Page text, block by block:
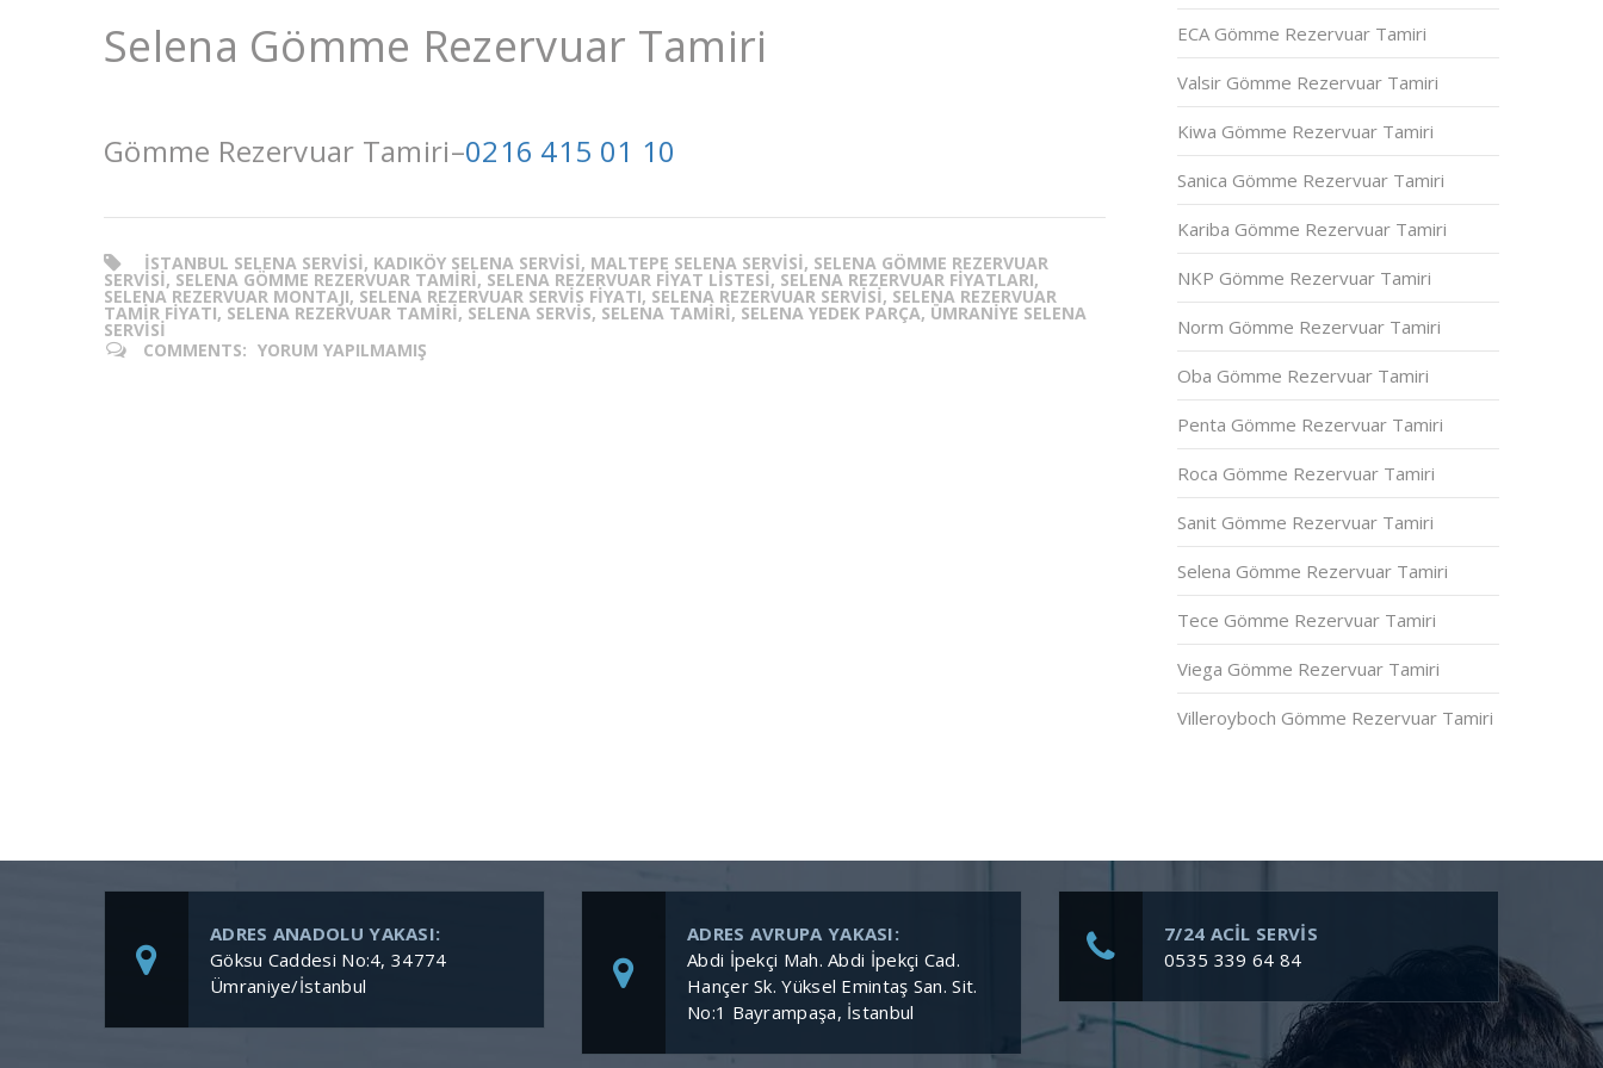
Selena Gömme Rezervuar Tamiri
Gömme Rezervuar Tamiri–0216 415 01 10
ISTANBUL SELENA SERVISI, KADIKÖY SELENA SERVISI, MALTEPE SELENA SERVISI, SELENA GÖMME REZERVUAR
SERVISI, SELENA GÖMME REZERVUAR TAMIRI, SELENA REZERVUAR FIYAT LISTESI, SELENA REZERVUAR FIYATLARI,
SELENA REZERVUAR MONTAJI, SELENA REZERVUAR SERVIS FIYATI, SELENA REZERVUAR SERVISI, SELENA REZERVUAR
TAMIR FIYATI, SELENA REZERVUAR TAMIRI, SELENA SERVIS, SELENA TAMIRI, SELENA YEDEK PARÇA, ÜMRANIYE SELENA
SERVISI
COMMENTS: YORUM YAPILMAMIŞ
ECA Gömme Rezervuar Tamiri
Valsir Gömme Rezervuar Tamiri
Kiwa Gömme Rezervuar Tamiri
Sanica Gömme Rezervuar Tamiri
Kariba Gömme Rezervuar Tamiri
NKP Gömme Rezervuar Tamiri
Norm Gömme Rezervuar Tamiri
Oba Gömme Rezervuar Tamiri
Penta Gömme Rezervuar Tamiri
Roca Gömme Rezervuar Tamiri
Sanit Gömme Rezervuar Tamiri
Selena Gömme Rezervuar Tamiri
Tece Gömme Rezervuar Tamiri
Viega Gömme Rezervuar Tamiri
Villeroyboch Gömme Rezervuar Tamiri
ADRES ANADOLU YAKASI:
Göksu Caddesi No:4, 34774
Ümraniye/İstanbul
ADRES AVRUPA YAKASI:
Abdi İpekçi Mah. Abdi İpekçi Cad.
Hançer Sk. Yüksel Emintaş San. Sit.
No:1 Bayrampaşa, İstanbul
7/24 ACİL SERVİS
0535 339 64 84